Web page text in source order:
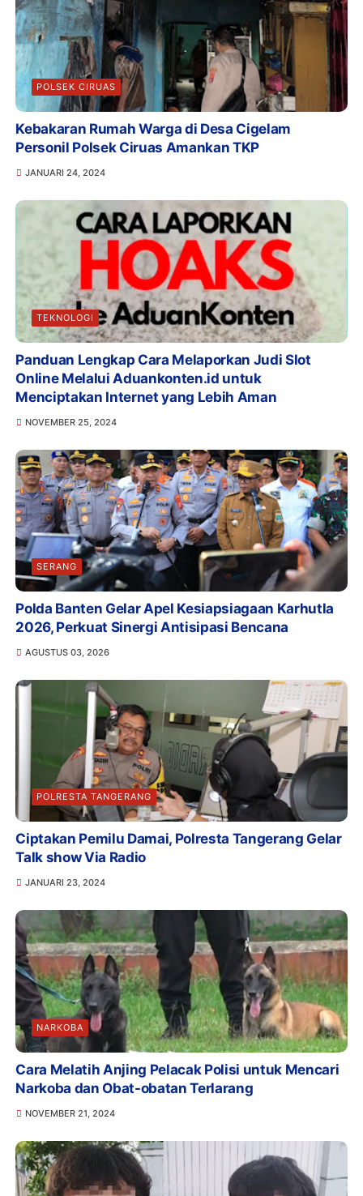
POLSEK CIRUAS
Kebakaran Rumah Warga di Desa Cigelam
Personil Polsek Ciruas Amankan TKP
JANUARI 24, 2024
TEKNOLOGI
Panduan Lengkap Cara Melaporkan Judi Slot
Online Melalui Aduankonten.id untuk
Menciptakan Internet yang Lebih Aman
NOVEMBER 25, 2024
SERANG
Polda Banten Gelar Apel Kesiapsiagaan Karhutla
2026, Perkuat Sinergi Antisipasi Bencana
AGUSTUS 03, 2026
POLRESTA TANGERANG
Ciptakan Pemilu Damai, Polresta Tangerang Gelar
Talk show Via Radio
JANUARI 23, 2024
NARKOBA
Cara Melatih Anjing Pelacak Polisi untuk Mencari
Narkoba dan Obat-obatan Terlarang
NOVEMBER 21, 2024